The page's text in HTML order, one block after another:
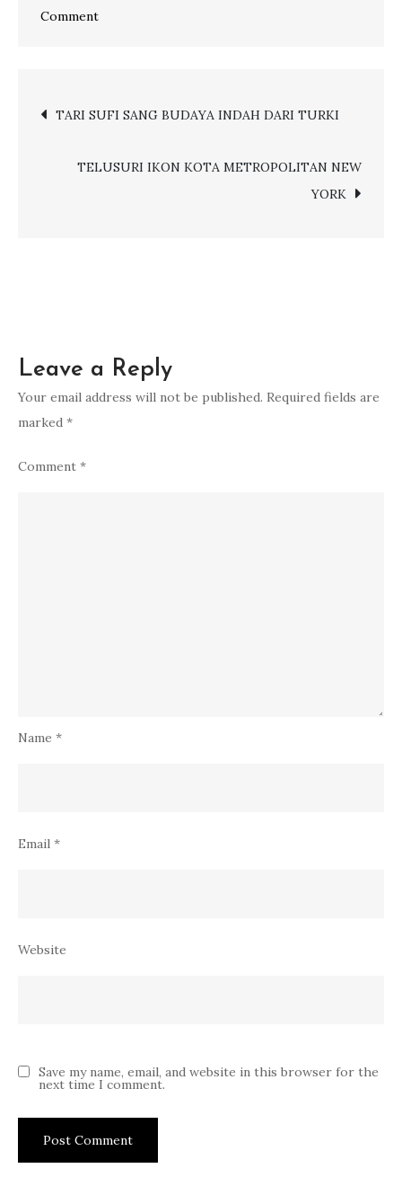
Commenton
TURKI
PASABAG
Post
navigation
TARI SUFI SANG BUDAYA INDAH DARI TURKI
TELUSURI IKON KOTA METROPOLITAN NEW
YORK
Leave a Reply
Your email address will not be published. Required fields are
marked *
Comment *
Name *
Email *
Website
Save my name, email, and website in this browser for the
next time I comment.